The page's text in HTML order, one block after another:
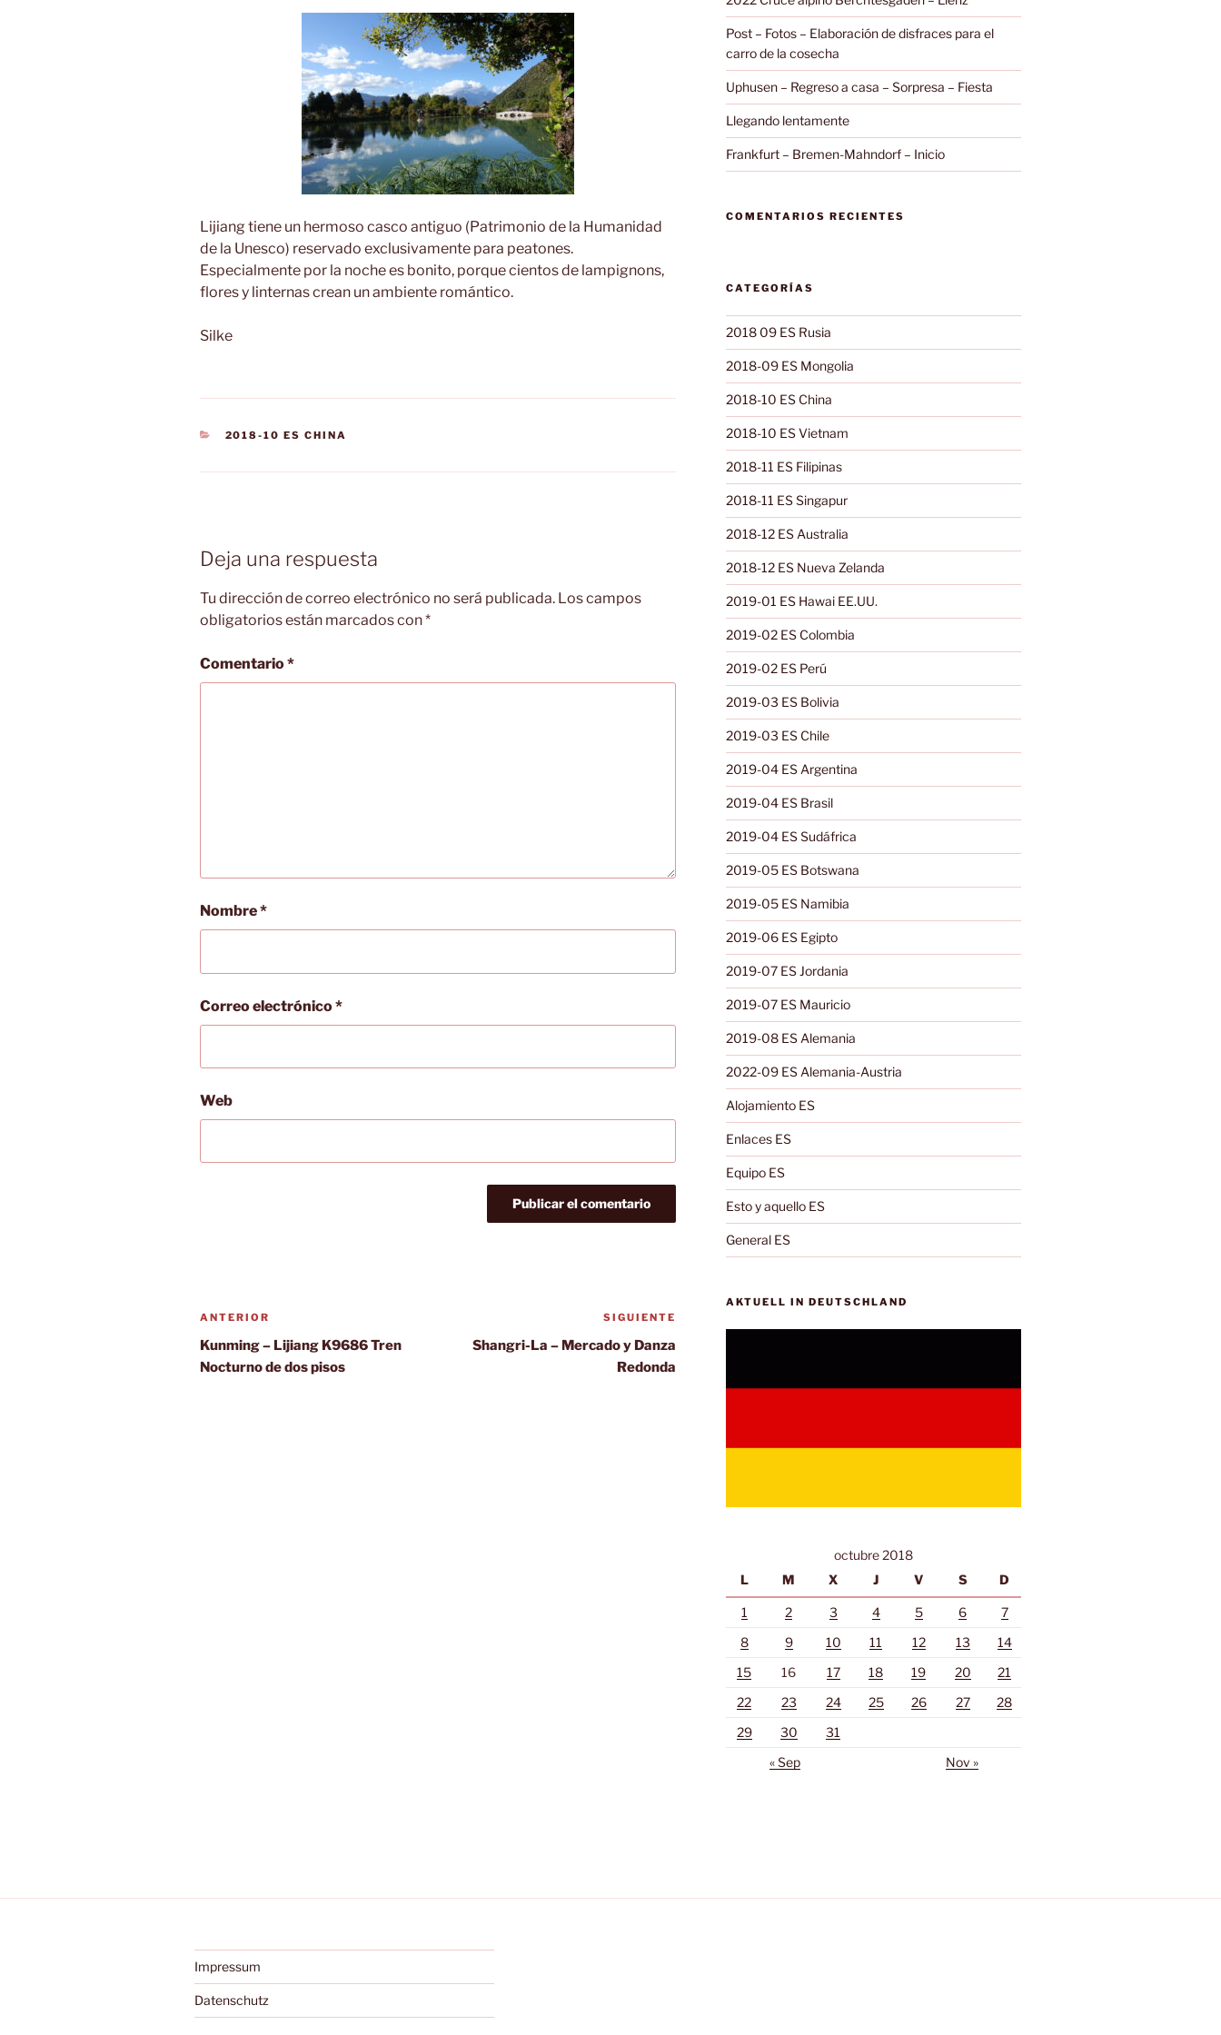
Lijiang tiene un hermoso casco antiguo (Patrimonio de la Humanidad
de la Unesco) reservado exclusivamente para peatones.
Especialmente por la noche es bonito, porque cientos de lampignons,
flores y linternas crean un ambiente romántico.
Silke
CATEGORÍAS
2018-10 ES CHINA
Deja una respuesta
Tu dirección de correo electrónico no será publicada. Los campos
obligatorios están marcados con*
Comentario*
Nombre*
Correo electrónico*
Web
Navegación
de
entradas
Entrada
anterior:
ANTERIOR
Kunming – Lijiang K9686 Tren
Nocturno de dos pisos
SIGUIENTE
Shangri-La – Mercado y Danza
Redonda
Post – Fotos – Elaboración de disfraces para el
carro de la cosecha
Uphusen – Regreso a casa – Sorpresa – Fiesta
Llegando lentamente
Frankfurt – Bremen-Mahndorf – Inicio
COMENTARIOS RECIENTES
CATEGORÍAS
2018 09 ES Rusia
2018-09 ES Mongolia
2018-10 ES China
2018-10 ES Vietnam
2018-11 ES Filipinas
2018-11 ES Singapur
2018-12 ES Australia
2018-12 ES Nueva Zelanda
2019-01 ES Hawai EE.UU.
2019-02 ES Colombia
2019-02 ES Perú
2019-03 ES Bolivia
2019-03 ES Chile
2019-04 ES Argentina
2019-04 ES Brasil
2019-04 ES Sudáfrica
2019-05 ES Botswana
2019-05 ES Namibia
2019-06 ES Egipto
2019-07 ES Jordania
2019-07 ES Mauricio
2019-08 ES Alemania
2022-09 ES Alemania-Austria
Alojamiento ES
Enlaces ES
Equipo ES
Esto y aquello ES
General ES
AKTUELL IN DEUTSCHLAND
octubre 2018
L
M X J V S D
1 2 3 4 5 6
7
8
9 10 11 12 13
14
15
16 17 18 19 20
21
22
23 24 25 26 27
28
29
30
31
« Sep
Nov »
Impressum
Datenschutz